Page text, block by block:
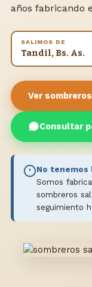
años fabricando
SALIMOS DE
Tandil, Bs. As.
Ver
Consultar
No
Somos
sombreros
seguimiento